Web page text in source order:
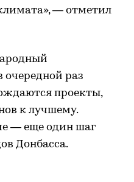
— отметил
раз
проекты,
к лучшему.
— еще один шаг
Донбасса.